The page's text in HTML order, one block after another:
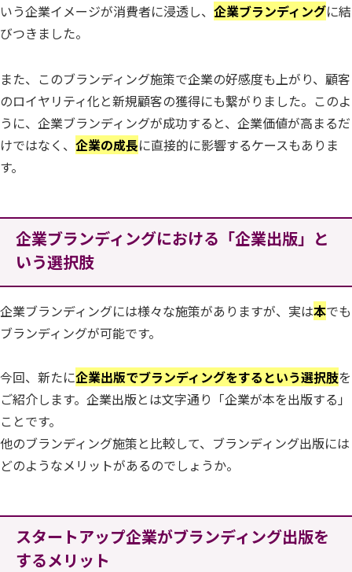
いう企業イメージが消費者に浸透し、 企業ブランディングに結
びつきました。
また、このブランディング施策で企業の好感度も上がり、顧客
のロイヤリティ化と新規顧客の獲得にも繋がりました。このよ
うに、企業ブランディングが成功すると、企業価値が高まるだ
けではなく、 企業の成長に直接的に影響するケースもありま
す。
企業ブランディングにおける「企業出版」と
いう選択肢
企業ブランディングには様々な施策がありますが、実は本でも
ブランディングが可能です。
今回、新たに企業出版でブランディングをするという選択肢を
ご紹介します。企業出版とは文字通り「企業が本を出版する」
ことです。
他のブランディング施策と比較して、ブランディング出版には
どのようなメリットがあるのでしょうか。
スタートアップ企業がブランディング出版を
するメリット